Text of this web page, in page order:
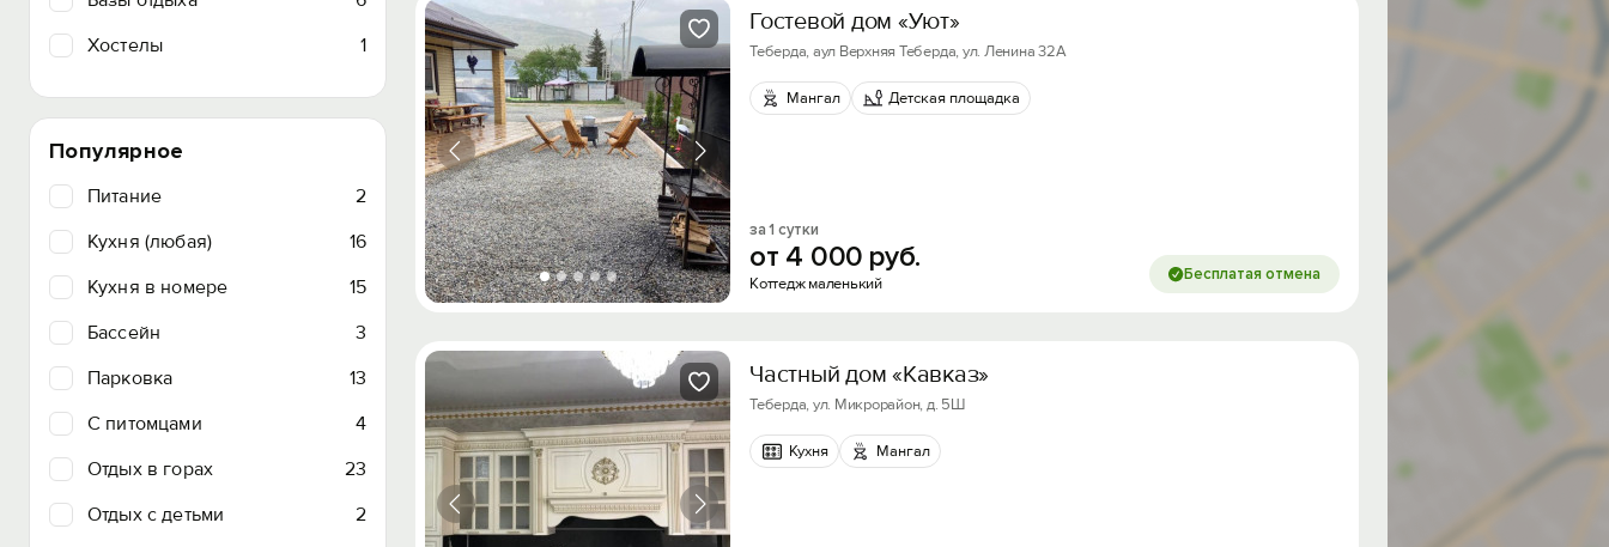
Хостелы
1
Популярное
Питание
2
Кухня (любая)
16
Кухня в номере
15
Бассейн
3
Парковка
13
C питомцами
4
Отдых в горах
23
Отдых с детьми
2
Гостевой дом «Уют»
Теберда, аул Верхняя Теберда, ул. Ленина 32А
Мангал Детская площадка
за 1 сутки
от 4 000 руб.
Коттедж маленький Бесплатая отмена
Частный дом «Кавказ»
Теберда, ул. Микрорайон, д. 5Ш
Кухня Мангал